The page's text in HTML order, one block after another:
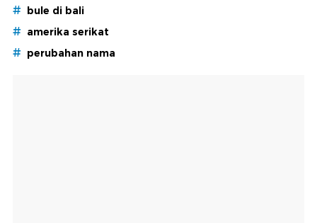
# bule di bali
# amerika serikat
# perubahan nama